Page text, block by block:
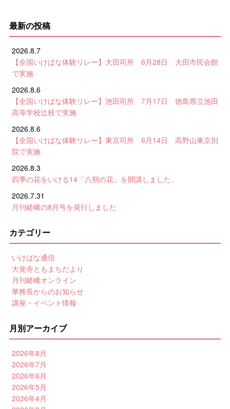
最新の投稿
2026.8.7
【全国いけばな体験リレー】大田司所 6月28日 大田市民会館
で実施
2026.8.6
【全国いけばな体験リレー】池田司所 7月17日 徳島県立池田
高等学校辻校で実施
2026.8.6
【全国いけばな体験リレー】東京司所 6月14日 高野山東京別
院で実施
2026.8.3
四季の花をいける14「八朔の花」を開講しました。
2026.7.31
月刊嵯峨の8月号を発行しました
カテゴリー
いけばな通信
大覚寺ともまちだより
月刊嵯峨オンライン
華務長からのお知らせ
講座・イベント情報
月別アーカイブ
2026年8月
2026年7月
2026年6月
2026年5月
2026年4月